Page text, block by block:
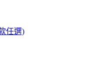
任選)